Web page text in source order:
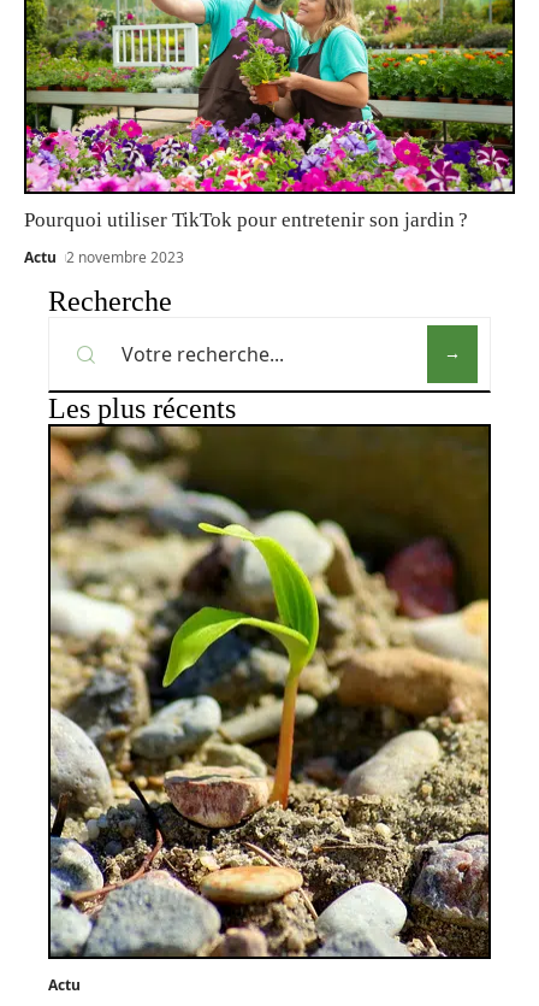
Pourquoi utiliser TikTok pour entretenir son jardin ?
Actu 2 novembre 2023
Recherche
Les plus récents
Actu